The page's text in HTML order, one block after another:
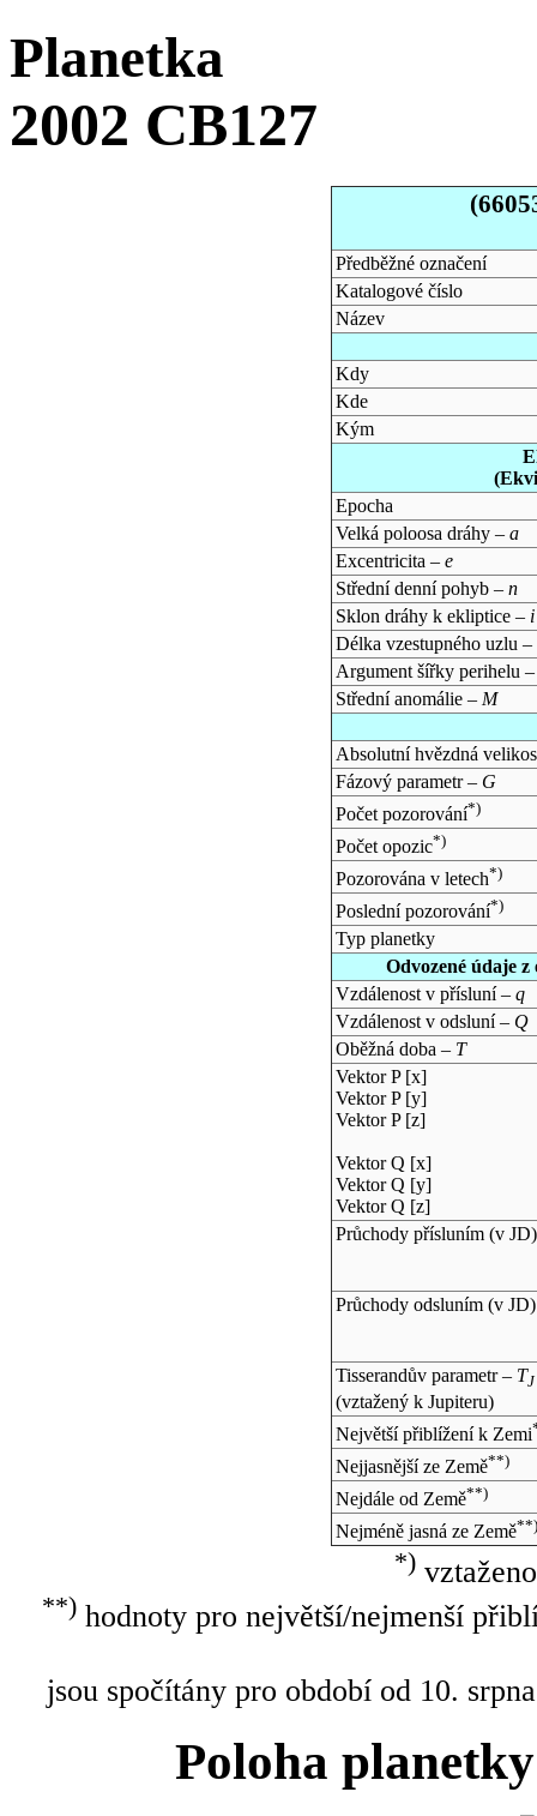
Planetka
2002 CB127
Předběžné označení
Katalogové číslo
Název
Kdy
Kde
Kým
Epocha
Velká poloosa dráhy – a
Excentricita – e
Střední denní pohyb – n
Sklon dráhy k ekliptice – i
Délka vzestupného uzlu –
Argument šířky perihelu
Střední anomálie – M
Absolutní hvězdná
Fázový parametr – G
Počet pozorování*)
Počet opozic*)
Pozorována v letech*)
Poslední pozorování*)
Typ planetky
Odvozené údaje
Vzdálenost v přísluní – q
Vzdálenost v odsluní – Q
Oběžná doba – T
Vektor P [x]
Vektor P [y]
Vektor P [z]
Vektor Q [x]
Vektor Q [y]
Vektor Q [z]
Průchody přísluním (v JD)
Průchody odsluním (v JD)
Tisserandův parametr – TJ
(vztažený k Jupiteru)
Největší přiblížení k Zemi
Nejjasnější ze Země**)
Nejdále od Země**)
Nejméně jasná ze Země**)
*)
**)hodnoty pro největší/nejmenší
jsou spočítány pro období od 10.
Poloha